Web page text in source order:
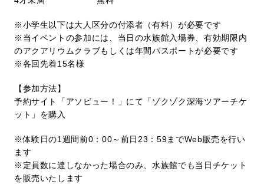
※小学生以下は大人区分の付添者（有料）が必要です
※当イベントの参加には、当日の水族館入場券、有効期限内
のアクアリウムクラブもしくは年間パスポートが必要です
※各回先着15名様
【参加方法】
予約サイト「 アソビュー！
」にて「ゾクゾク深海ツアーチケ
ット」を購入
※体験日の1週間前0：00～前日23：59までWeb販売を行い
ます
※定員数に達しなかった場合のみ、水族館でも当日チケット
を販売いたします